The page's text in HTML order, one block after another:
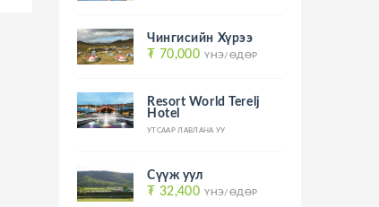
Чингисийн Хүрээ
₮ 70,000 ҮНЭ/ӨДӨР
Resort World Terelj
Hotel
УТСААР ЛАВЛАНА УУ
Сүүж уул
₮ 32,400 ҮНЭ/ӨДӨР